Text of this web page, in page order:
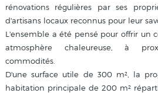
rénovations régulières par ses
d'artisans locaux reconnus pour leur
L'ensemble a été pensé pour offrir un
atmosphère chaleureuse, à
commodités.
D'une surface utile de 300 m², la
habitation principale de 200 m²